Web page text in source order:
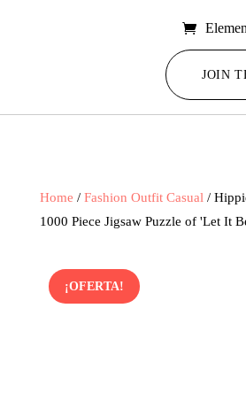
JOIN
Home / Fashion Outfit Casual /
1000 Piece Jigsaw Puzzle of 'Let It
¡OFERTA!